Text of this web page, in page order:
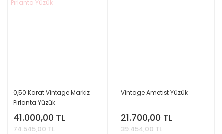
0,50 Karat Vintage Markiz
Pırlanta Yüzük
41.000,00 TL
74.545,00 TL
Vintage Ametist Yüzük
21.700,00 TL
39.454,00 TL